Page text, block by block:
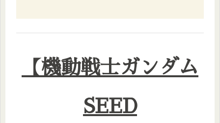
【機動戦士ガンダム
SEED